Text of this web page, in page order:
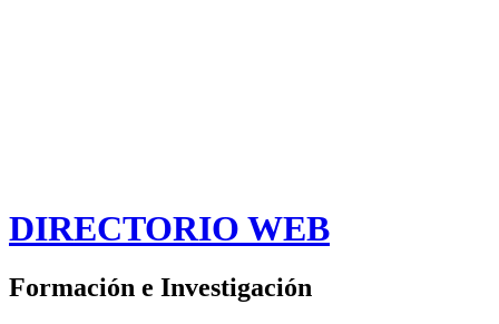
DIRECTORIO WEB
Formación e Investigación